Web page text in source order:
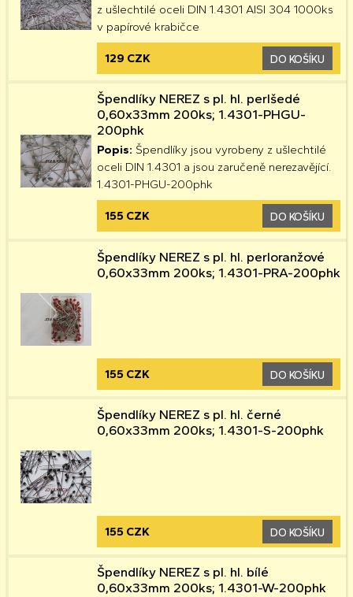
z ušlechtilé oceli DIN 1.4301 AISI 304 1000ks
v papírové krabičce
129 CZK DO KOŠÍKU
Špendlíky NEREZ s pl. hl. perlšedé
0,60x33mm 200ks; 1.4301-PHGU-
200phk
Popis: Špendlíky jsou vyrobeny z ušlechtilé
oceli DIN 1.4301 a jsou zaručeně nerezavějící.
1.4301-PHGU-200phk
155 CZK DO KOŠÍKU
Špendlíky NEREZ s pl. hl. perloranžové
0,60x33mm 200ks; 1.4301-PRA-200phk
155 CZK DO KOŠÍKU
Špendlíky NEREZ s pl. hl. černé
0,60x33mm 200ks; 1.4301-S-200phk
155 CZK DO KOŠÍKU
Špendlíky NEREZ s pl. hl. bílé
0,60x33mm 200ks; 1.4301-W-200phk